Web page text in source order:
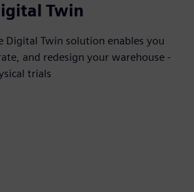
Twin
Digital Twin solution enables you
and redesign your warehouse -
trials